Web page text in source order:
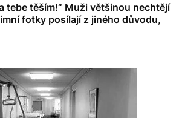
tebe těším!“ Muži většinou nechtějí
fotky posílají z jiného důvodu,